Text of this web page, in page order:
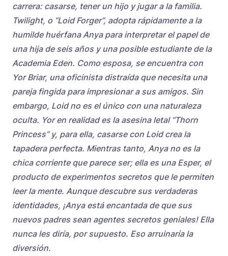
carrera: casarse, tener un hijo y jugar a la familia.
Twilight, o “Loid Forger”, adopta rápidamente a la
humilde huérfana Anya para interpretar el papel de
una hija de seis años y una posible estudiante de la
Academia Eden. Como esposa, se encuentra con
Yor Briar, una oficinista distraída que necesita una
pareja fingida para impresionar a sus amigos. Sin
embargo, Loid no es el único con una naturaleza
oculta. Yor en realidad es la asesina letal “Thorn
Princess” y, para ella, casarse con Loid crea la
tapadera perfecta. Mientras tanto, Anya no es la
chica corriente que parece ser; ella es una Esper, el
producto de experimentos secretos que le permiten
leer la mente. Aunque descubre sus verdaderas
identidades, ¡Anya está encantada de que sus
nuevos padres sean agentes secretos geniales! Ella
nunca les diría, por supuesto. Eso arruinaría la
diversión.